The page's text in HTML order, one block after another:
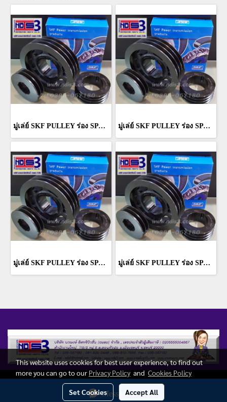
Message Us
มู่เล่ย์ SKF PULLEY ร่อง SPA 6 ร่อง PHP 6SPA95TB มู่เล่ย์ SKF PULLEY ร่อง SPA 6 ร่อง PHP 6SPA112TB
มู่เล่ย์ SKF PULLEY ร่อง SPA 6 ร่อง PHP 6SPA106TB มู่เล่ย์ SKF PULLEY ร่อง SPA 6 ร่อง PHP 6SPA100TB
Copy right by ndis3.com
Today's visitor 3,520
This website uses cookies for best user experience, to find out
more you can go to ourPrivacy PolicyandCookies Policy
Set Cookies Accept All